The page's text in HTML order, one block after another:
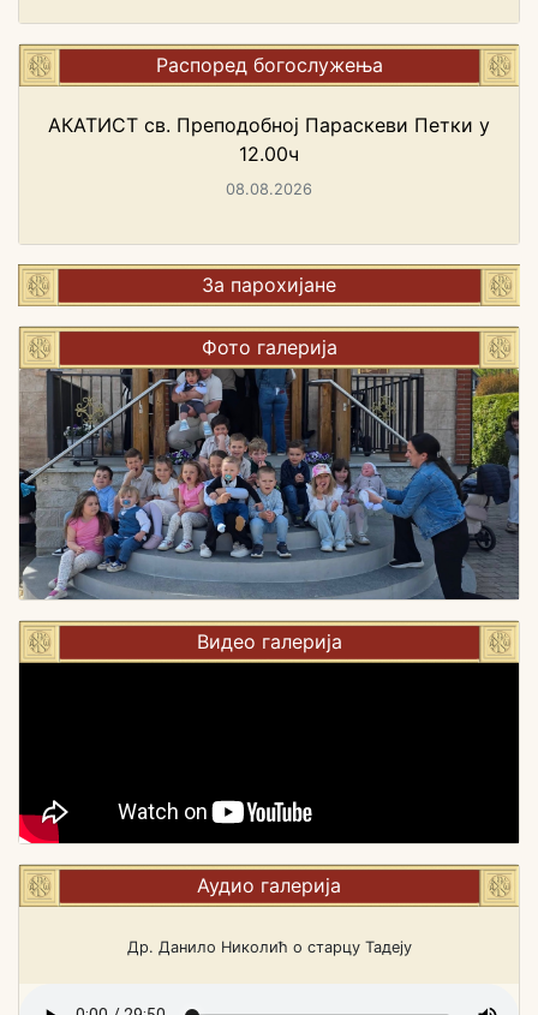
Распоред богослужења
АКАТИСТ св. Преподобној Параскеви Петки у
12.00ч
08.08.2026
За парохијане
Фото галерија
Видео галерија
Аудио галерија
Др. Данило Николић о старцу Тадеју